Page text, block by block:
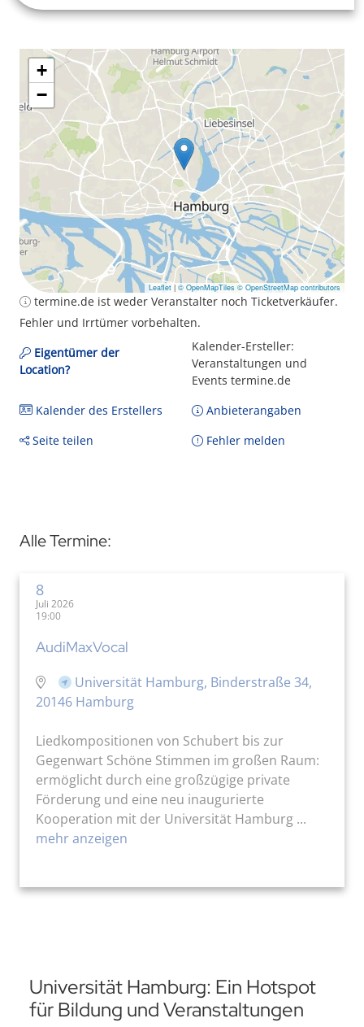
+
−
Leaflet | © OpenMapTiles © OpenStreetMap contributors
termine.de ist weder Veranstalter noch Ticketverkäufer.
Fehler und Irrtümer vorbehalten.
Eigentümer der
Location?
Kalender-Ersteller:
Veranstaltungen und
Events termine.de
Kalender des Erstellers
Anbieterangaben
Seite teilen
Fehler melden
Alle Termine:
8
Juli 2026
19:00
AudiMaxVocal
Universität Hamburg, Binderstraße 34,
20146 Hamburg
Liedkompositionen von Schubert bis zur
Gegenwart Schöne Stimmen im großen Raum:
ermöglicht durch eine großzügige private
Förderung und eine neu inaugurierte
Kooperation mit der Universität Hamburg ...
mehr anzeigen
Universität Hamburg: Ein Hotspot
für Bildung und Veranstaltungen